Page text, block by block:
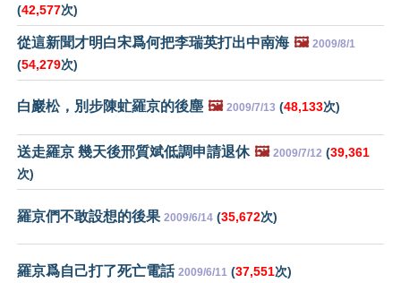
(42,577次)
從這新聞才明白宋爲何把李瑞英打出中南海 🖼️ 2009/8/1
(54,279次)
白巖松，別步陳虻羅京的後塵 🖼️ 2009/7/13 (48,133次)
送走羅京 幾天後邢質斌低調申請退休 🖼️ 2009/7/12 (39,361
次)
羅京們不敢設想的後果 2009/6/14 (35,672次)
羅京爲自己打了死亡電話 2009/6/11 (37,551次)